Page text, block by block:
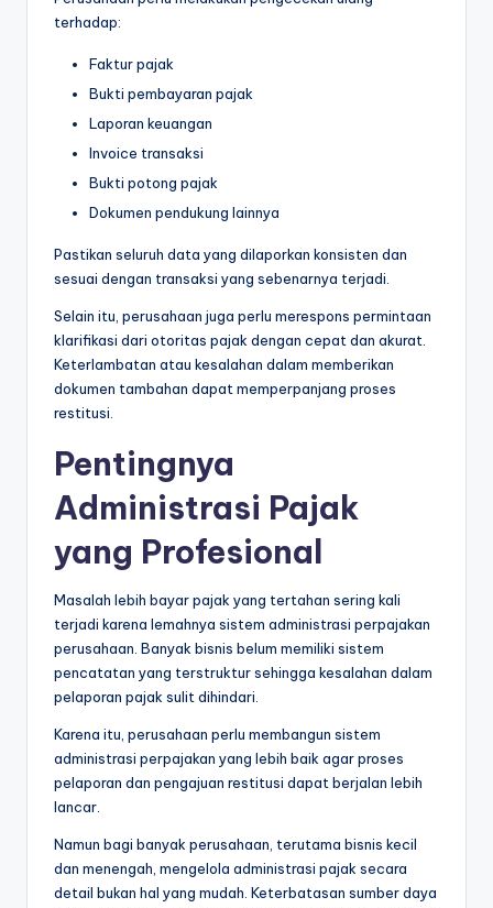
terhadap:
Faktur pajak
Bukti pembayaran pajak
Laporan keuangan
Invoice transaksi
Bukti potong pajak
Dokumen pendukung lainnya
Pastikan seluruh data yang dilaporkan konsisten dan
sesuai dengan transaksi yang sebenarnya terjadi.
Selain itu, perusahaan juga perlu merespons permintaan
klarifikasi dari otoritas pajak dengan cepat dan akurat.
Keterlambatan atau kesalahan dalam memberikan
dokumen tambahan dapat memperpanjang proses
restitusi.
Pentingnya
Administrasi Pajak
yang Profesional
Masalah lebih bayar pajak yang tertahan sering kali
terjadi karena lemahnya sistem administrasi perpajakan
perusahaan. Banyak bisnis belum memiliki sistem
pencatatan yang terstruktur sehingga kesalahan dalam
pelaporan pajak sulit dihindari.
Karena itu, perusahaan perlu membangun sistem
administrasi perpajakan yang lebih baik agar proses
pelaporan dan pengajuan restitusi dapat berjalan lebih
lancar.
Namun bagi banyak perusahaan, terutama bisnis kecil
dan menengah, mengelola administrasi pajak secara
detail bukan hal yang mudah. Keterbatasan sumber daya